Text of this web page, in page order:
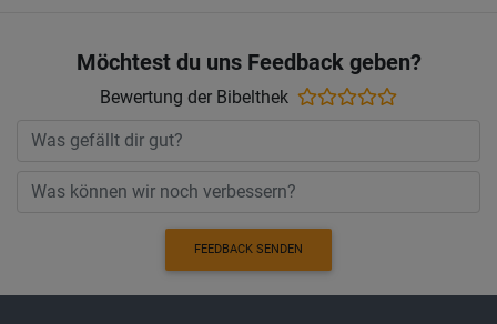
Möchtest du uns Feedback geben?
Bewertung der Bibelthek
FEEDBACK SENDEN